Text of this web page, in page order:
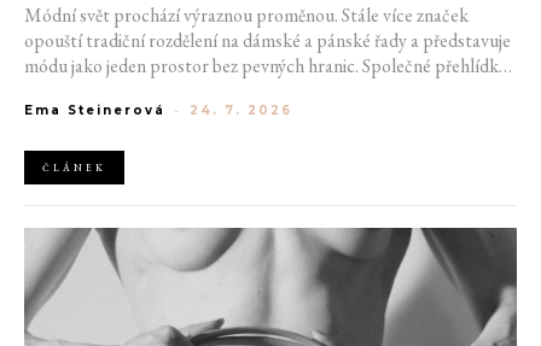
Módní svět prochází výraznou proměnou. Stále více značek
opouští tradiční rozdělení na dámské a pánské řady a představuje
módu jako jeden prostor bez pevných hranic. Společné přehlídky,
klasické týdny módy mohou brzy vypadat úplně jinak.
Ema Steinerová - 24. 7. 2026
ČLÁNEK